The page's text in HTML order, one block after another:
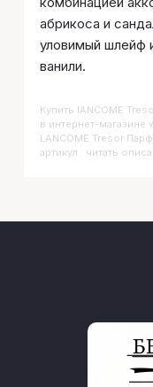
абрикоса и
уловимый шлейф
ванили.
Купить LANCOME
в интернет-
LANCOME Tresor
артикул : читать